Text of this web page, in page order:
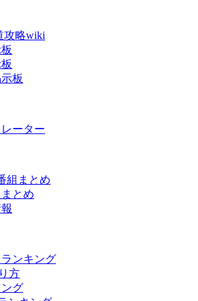
攻略wiki
板
ーター
組まとめ
とめ
ンキング
方
グ